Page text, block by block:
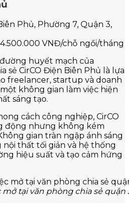
Phủ, Phường 7, Quận 3,
VNĐ/chỗ ngồi/tháng
huyết mạch của
sẻ CirCO Điện Biên Phủ là lựa
freelancer, startup và doanh
không gian làm việc hiện
sáng tạo.
cách công nghiệp, CirCO
động nhưng không kém
gian tràn ngập ánh sáng
thất tối giản và hệ thống
hiệu suất và tạo cảm hứng
mở tại văn phòng chia sẻ quận